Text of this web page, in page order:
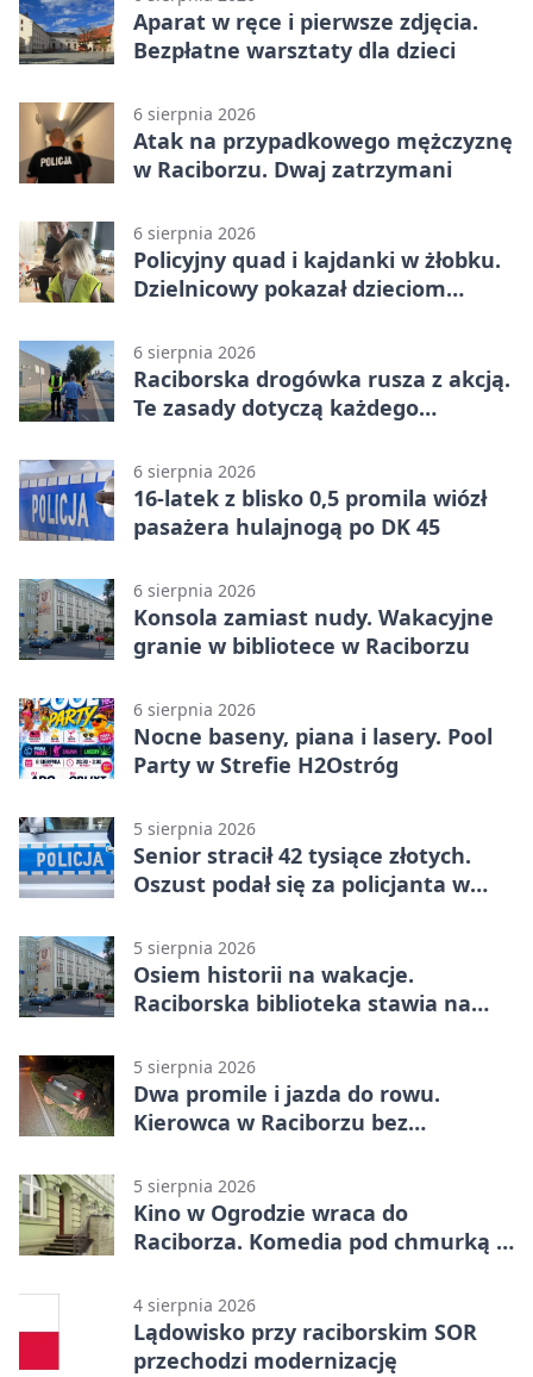
Aparat w ręce i pierwsze zdjęcia.
Bezpłatne warsztaty dla dzieci
6 sierpnia 2026
Atak na przypadkowego mężczyznę
w Raciborzu. Dwaj zatrzymani
6 sierpnia 2026
Policyjny quad i kajdanki w żłobku.
Dzielnicowy pokazał dzieciom
6 sierpnia 2026
Raciborska drogówka rusza z akcją.
Te zasady dotyczą każdego
6 sierpnia 2026
16-latek z blisko 0,5 promila wiózł
pasażera hulajnogą po DK 45
6 sierpnia 2026
Konsola zamiast nudy. Wakacyjne
granie w bibliotece w Raciborzu
6 sierpnia 2026
Nocne baseny, piana i lasery. Pool
Party w Strefie H2Ostróg
5 sierpnia 2026
Senior stracił 42 tysiące złotych.
Oszust podał się za policjanta w
5 sierpnia 2026
Osiem historii na wakacje.
Raciborska biblioteka stawia na
5 sierpnia 2026
Dwa promile i jazda do rowu.
Kierowca w Raciborzu bez
5 sierpnia 2026
Kino w Ogrodzie wraca do
Raciborza. Komedia pod chmurką w
4 sierpnia 2026
Lądowisko przy raciborskim SOR
przechodzi modernizację